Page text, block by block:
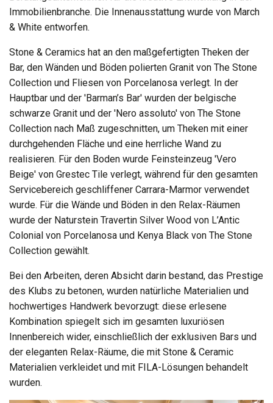
Immobilienbranche. Die Innenausstattung wurde von March
& White entworfen.
Stone & Ceramics hat an den maßgefertigten Theken der
Bar, den Wänden und Böden polierten Granit von The Stone
Collection und Fliesen von Porcelanosa verlegt. In der
Hauptbar und der 'Barman’s Bar' wurden der belgische
schwarze Granit und der 'Nero assoluto' von The Stone
Collection nach Maß zugeschnitten, um Theken mit einer
durchgehenden Fläche und eine herrliche Wand zu
realisieren. Für den Boden wurde Feinsteinzeug 'Vero
Beige' von Grestec Tile verlegt, während für den gesamten
Servicebereich geschliffener Carrara-Marmor verwendet
wurde. Für die Wände und Böden in den Relax-Räumen
wurde der Naturstein Travertin Silver Wood von L’Antic
Colonial von Porcelanosa und Kenya Black von The Stone
Collection gewählt.
Bei den Arbeiten, deren Absicht darin bestand, das Prestige
des Klubs zu betonen, wurden natürliche Materialien und
hochwertiges Handwerk bevorzugt: diese erlesene
Kombination spiegelt sich im gesamten luxuriösen
Innenbereich wider, einschließlich der exklusiven Bars und
der eleganten Relax-Räume, die mit Stone & Ceramic
Materialien verkleidet und mit FILA-Lösungen behandelt
wurden.